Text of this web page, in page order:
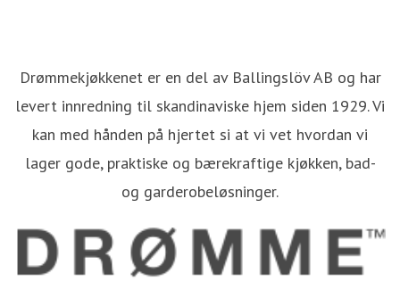
Drømmekjøkkenet er en del av Ballingslöv AB og har
levert innredning til skandinaviske hjem siden 1929. Vi
kan med hånden på hjertet si at vi vet hvordan vi
lager gode, praktiske og bærekraftige kjøkken, bad-
og garderobeløsninger.